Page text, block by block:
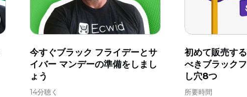
今すぐブラック フライデーとサ
イバー マンデーの準備をしまし
ょう
14分聴く
初めて販売す
べきブラック
し穴8つ
所要時間